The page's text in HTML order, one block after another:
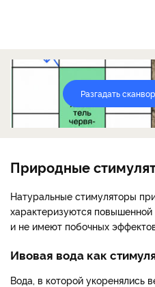
Разгадать
Природные
Натуральные стимуляторы
характеризуются
и не имеют побочных
Ивовая вода как
Вода, в которой укоренялись